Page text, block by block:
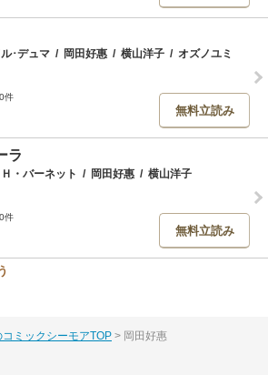
･デュマ / 岡田好惠 / 横山洋子 / オズノユミ
件
無料立読み
ラ
・バーネット / 岡田好惠 / 横山洋子
件
無料立読み
ミックシーモアTOP 岡田好惠